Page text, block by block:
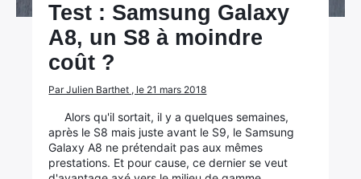
Test : Samsung Galaxy
A8, un S8 à moindre
coût ?
Par Julien Barthet , le 21 mars 2018
Alors qu'il sortait, il y a quelques semaines,
après le S8 mais juste avant le S9, le Samsung
Galaxy A8 ne prétendait pas aux mêmes
prestations. Et pour cause, ce dernier se veut